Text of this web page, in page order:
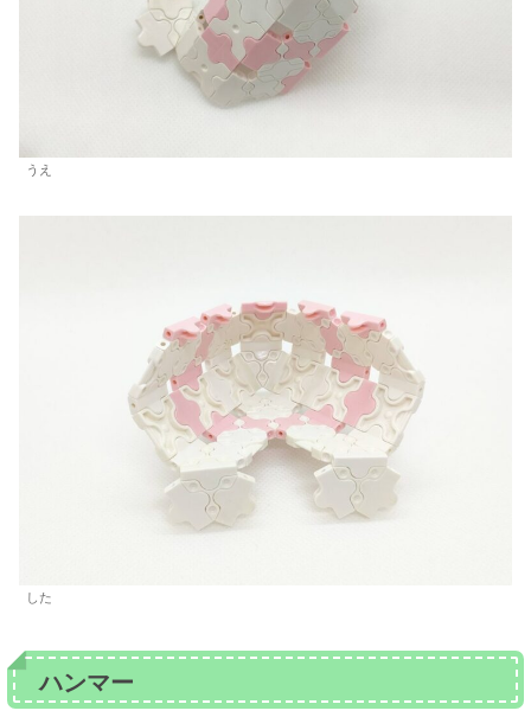
うえ
した
ハンマー